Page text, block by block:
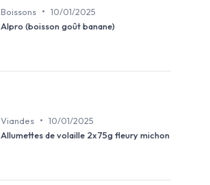
Boissons • 10/01/2025
Alpro (boisson goût banane)
Viandes • 10/01/2025
Allumettes de volaille 2x75g fleury michon